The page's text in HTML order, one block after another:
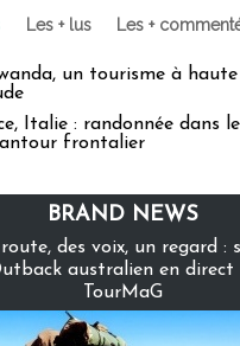
Les + lus Les +
un tourisme à haute
Italie : randonnée dans le
frontalier
BRAND NEWS
des voix, un regard :
australien en direct
TourMaG